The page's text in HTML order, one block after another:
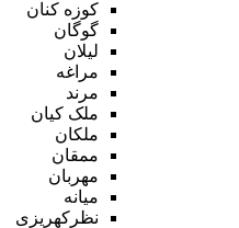
کوزه کنان
گوگان
لیلان
مراغه
مرند
ملک کیان
ملکان
ممقان
مهربان
میانه
نظرکهریزی